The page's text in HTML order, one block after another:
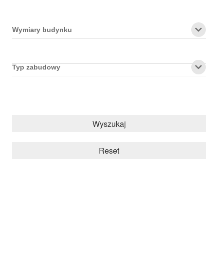
Wymiary budynku
Typ zabudowy
Wyszukaj
Reset